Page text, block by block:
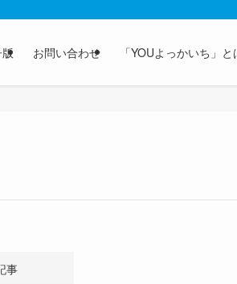
お問い合わせ 「YOUよっかいち」と
事